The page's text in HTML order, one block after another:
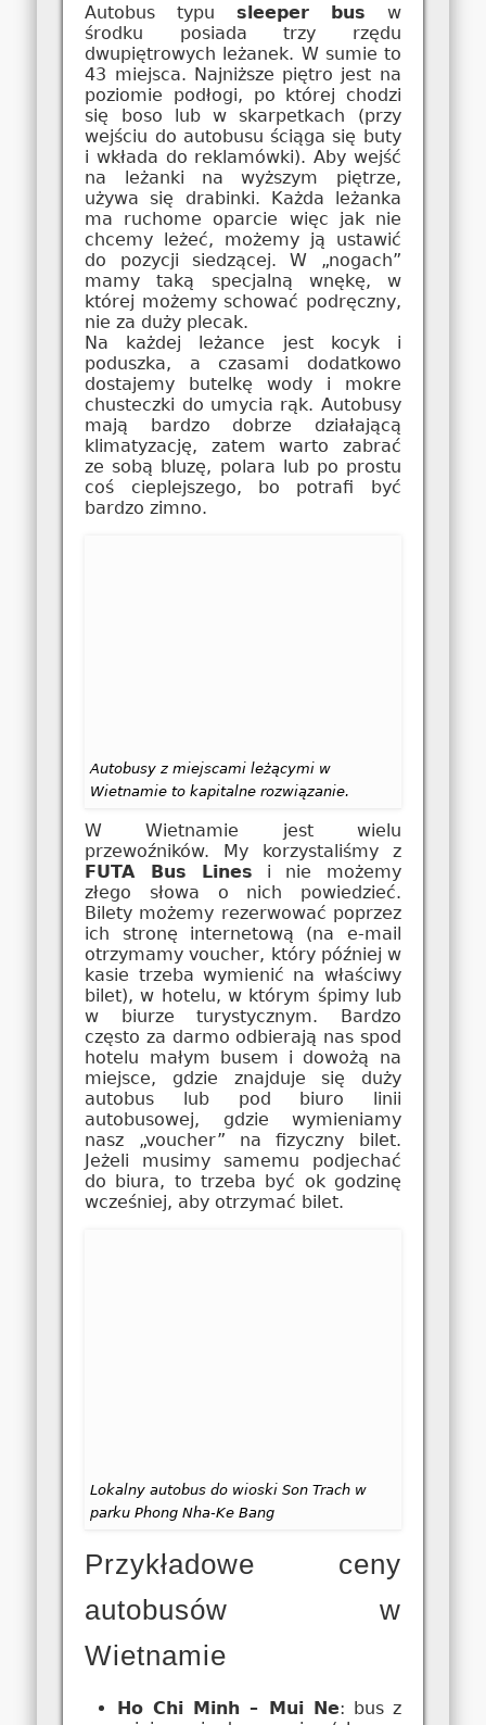
Autobus typu sleeper bus w
środku posiada trzy rzędu
dwupiętrowych leżanek. W sumie to
43 miejsca. Najniższe piętro jest na
poziomie podłogi, po której chodzi
się boso lub w skarpetkach (przy
wejściu do autobusu ściąga się buty
i wkłada do reklamówki). Aby wejść
na leżanki na wyższym piętrze,
używa się drabinki. Każda leżanka
ma ruchome oparcie więc jak nie
chcemy leżeć, możemy ją ustawić
do pozycji siedzącej. W „nogach”
mamy taką specjalną wnękę, w
której możemy schować podręczny,
nie za duży plecak.
Na każdej leżance jest kocyk i
poduszka, a czasami dodatkowo
dostajemy butelkę wody i mokre
chusteczki do umycia rąk. Autobusy
mają bardzo dobrze działającą
klimatyzację, zatem warto zabrać
ze sobą bluzę, polara lub po prostu
coś cieplejszego, bo potrafi być
bardzo zimno.
Autobusy z miejscami leżącymi w
Wietnamie to kapitalne rozwiązanie.
W Wietnamie jest wielu
przewoźników. My korzystaliśmy z
FUTA Bus Lines i nie możemy
złego słowa o nich powiedzieć.
Bilety możemy rezerwować poprzez
ich stronę internetową (na e-mail
otrzymamy voucher, który później w
kasie trzeba wymienić na właściwy
bilet), w hotelu, w którym śpimy lub
w biurze turystycznym. Bardzo
często za darmo odbierają nas spod
hotelu małym busem i dowożą na
miejsce, gdzie znajduje się duży
autobus lub pod biuro linii
autobusowej, gdzie wymieniamy
nasz „voucher” na fizyczny bilet.
Jeżeli musimy samemu podjechać
do biura, to trzeba być ok godzinę
wcześniej, aby otrzymać bilet.
Lokalny autobus do wioski Son Trach w
parku Phong Nha-Ke Bang
Przykładowe ceny
autobusów w
Wietnamie
Ho Chi Minh – Mui Ne: bus z